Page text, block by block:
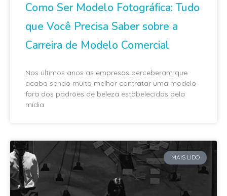
Como Ser Modelo Fotográfica: Tudo
que Você Precisa Saber sobre a
Carreira de Modelo Comercial
Nos últimos anos as empresas perceberam que
acaba sendo muito melhor contratar uma modelo
fora dos padrões de beleza estabelecidos pela
mídia
MAIS LIDO